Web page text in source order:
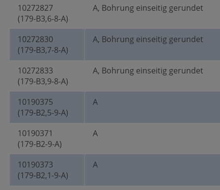
10272827
(179-B3,6-8-A)
A, Bohrung einseitig gerundet
10272830
(179-B3,7-8-A)
A, Bohrung einseitig gerundet
10272833
(179-B3,9-8-A)
A, Bohrung einseitig gerundet
10190375
(179-B2,5-9-A)
A
10190371
(179-B2-9-A)
A
10190373
(179-B2,1-9-A)
A